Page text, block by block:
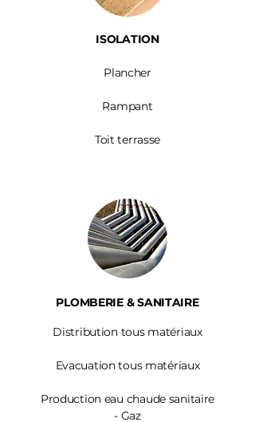
ISOLATION
Plancher
Rampant
Toit terrasse
PLOMBERIE & SANITAIRE
Distribution tous matériaux
Evacuation tous matériaux
Production eau chaude sanitaire
- Gaz